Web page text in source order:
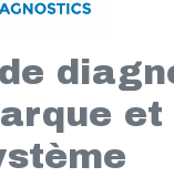
et